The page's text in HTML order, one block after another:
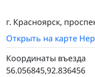
г. Красноярск,
Открыть на карте
Координаты въезда
56.056845,92.836456